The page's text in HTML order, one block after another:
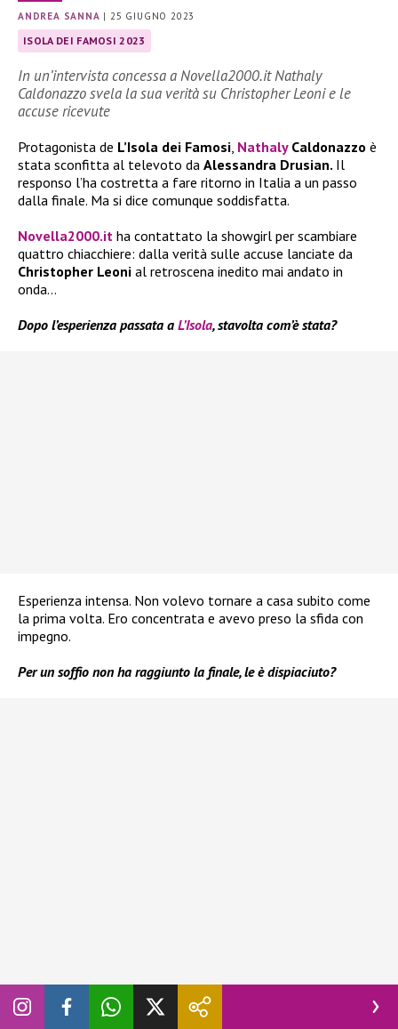
ANDREA SANNA | 25 GIUGNO 2023
ISOLA DEI FAMOSI 2023
In un’intervista concessa a Novella2000.it Nathaly
Caldonazzo svela la sua verità su Christopher Leoni e le
accuse ricevute
Protagonista de L’Isola dei Famosi, Nathaly Caldonazzo è
stata sconfitta al televoto da Alessandra Drusian. Il
responso l’ha costretta a fare ritorno in Italia a un passo
dalla finale. Ma si dice comunque soddisfatta.
Novella2000.it ha contattato la showgirl per scambiare
quattro chiacchiere: dalla verità sulle accuse lanciate da
Christopher Leoni al retroscena inedito mai andato in
onda…
Dopo l’esperienza passata a L’Isola, stavolta com’è stata?
Esperienza intensa. Non volevo tornare a casa subito come
la prima volta. Ero concentrata e avevo preso la sfida con
impegno.
Per un soffio non ha raggiunto la finale, le è dispiaciuto?